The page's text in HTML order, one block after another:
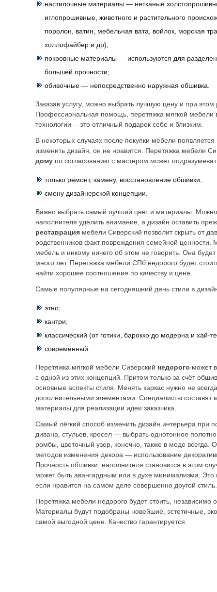
настилочные материалы — нетканые
иглопрошивные, животного и растительного
поролон, ватин, мебельная вата, войлок, морская
холлофайбер и др);
покровные материалы — используются для
большей прочности;
обивочные — непосредственно наружная обшивка.
Заказав услугу, можно выбрать лучшую цену и при этом
Профессиональная помощь, перетяжка мягкой
технологии —это отличный подарок себе и близким.
В некоторых случаях после покупки мебели появляется
изменить дизайн, он не нравится. Перетяжка мебели
дому по согласованию с мастером может
только ремонт, замену, восстановление обшивки;
смену дизайнерской концепции.
Важно выбрать самый лучший цвет и материалы. Можно
наполнителя уделить внимание, а дизайн оставить
реставрация мебели Сиверский позволит скрыть от
родственников факт повреждения семейной ценности.
мебель и никому ничего об этом не говорить. Она
много лет. Перетяжка мебели СПб недорого будет
найти хорошее соотношение по качеству и цене.
Самые популярные на сегодняшний день стили в
этно;
кантри;
классический (от готики, барокко до модерна и хай-
современный.
Перетяжка мягкой мебели Сиверский недорого может
с одной из этих концепций. Притом только за счёт
основные аспекты стиля. Менять каркас нужно не
дополнительными элементами. Специалисты составят
материалы для реализации идеи заказчика.
Самый лёгкий способ изменить дизайн интерьера при
дивана, стульев, кресел — выбрать однотонное
ромбы, цветочный узор, конечно, также в моде всегда.
методов изменения декора — использование
Прочность обшивки, наполнителя становится в этом
может быть авангардным или в духе минимализма. Это
если нравится на самом деле совершенно другой стиль.
Перетяжка мебели недорого будет стоить, независимо
Материалы будут подобраны новейшие, эстетичные,
самой выгодной цене. Качество гарантируется.